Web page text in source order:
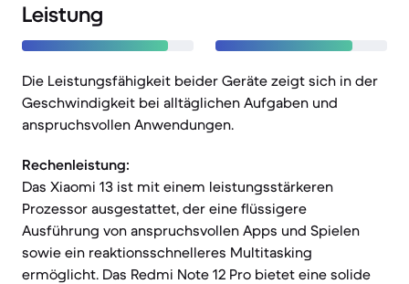
Leistung
Die Leistungsfähigkeit beider Geräte zeigt sich in der
Geschwindigkeit bei alltäglichen Aufgaben und
anspruchsvollen Anwendungen.
Rechenleistung:
Das Xiaomi 13 ist mit einem leistungsstärkeren
Prozessor ausgestattet, der eine flüssigere
Ausführung von anspruchsvollen Apps und Spielen
sowie ein reaktionsschnelleres Multitasking
ermöglicht. Das Redmi Note 12 Pro bietet eine solide